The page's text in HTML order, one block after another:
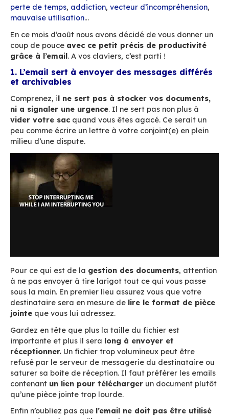
Notre dernier articlevous expliquait que l
pas près de disparaître du quotidien des
malgré la concurrence féroce d’autres outils
instantanés. Pour autant, bien que leur usage
régulièrement chaque année, ils sont accusés
les maux :tueurs de productivité
perte de temps,addiction,vecteur
mauvaise utilisation…
En ce mois d’août nous avons décidé de vous
coup de pouceavec ce petit précis de
Comprenez, il ne sert pas à stocker vos
ni a signaler une urgence. Il ne sert pas non
vider votre sacquand vous êtes agacé. Ce
peu comme écrire un lettre à votre conjoint(e)